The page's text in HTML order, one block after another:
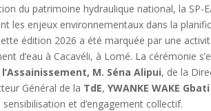
du patrimoine hydraulique national, la SP-
les enjeux environnementaux dans la
édition 2026 a été marquée par une
d’eau à Cacavéli, à Lomé. La cérémonie
M. Séna Alipui, de la
Général de la TdE,YWANKE WAKE Gbati
et d’engagement collectif.